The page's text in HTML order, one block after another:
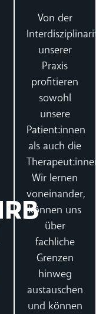
Von der
unserer
Praxis
profitieren
sowohl
unsere
Patient:innen
als auch die
Wir lernen
voneinander,
können uns
über
fachliche
Grenzen
hinweg
austauschen
und können